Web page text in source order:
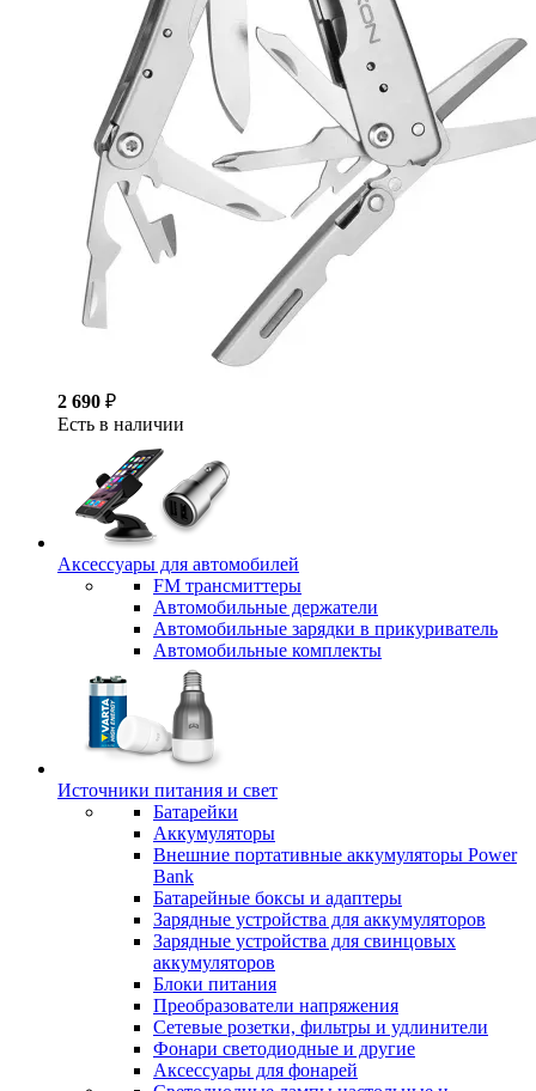
2 690 ₽
Есть в наличии
Аксессуары для автомобилей
FM трансмиттеры
Автомобильные держатели
Автомобильные зарядки в прикуриватель
Автомобильные комплекты
Источники питания и свет
Батарейки
Аккумуляторы
Внешние портативные аккумуляторы Power
Bank
Батарейные боксы и адаптеры
Зарядные устройства для аккумуляторов
Зарядные устройства для свинцовых
аккумуляторов
Блоки питания
Преобразователи напряжения
Сетевые розетки, фильтры и удлинители
Фонари светодиодные и другие
Аксессуары для фонарей